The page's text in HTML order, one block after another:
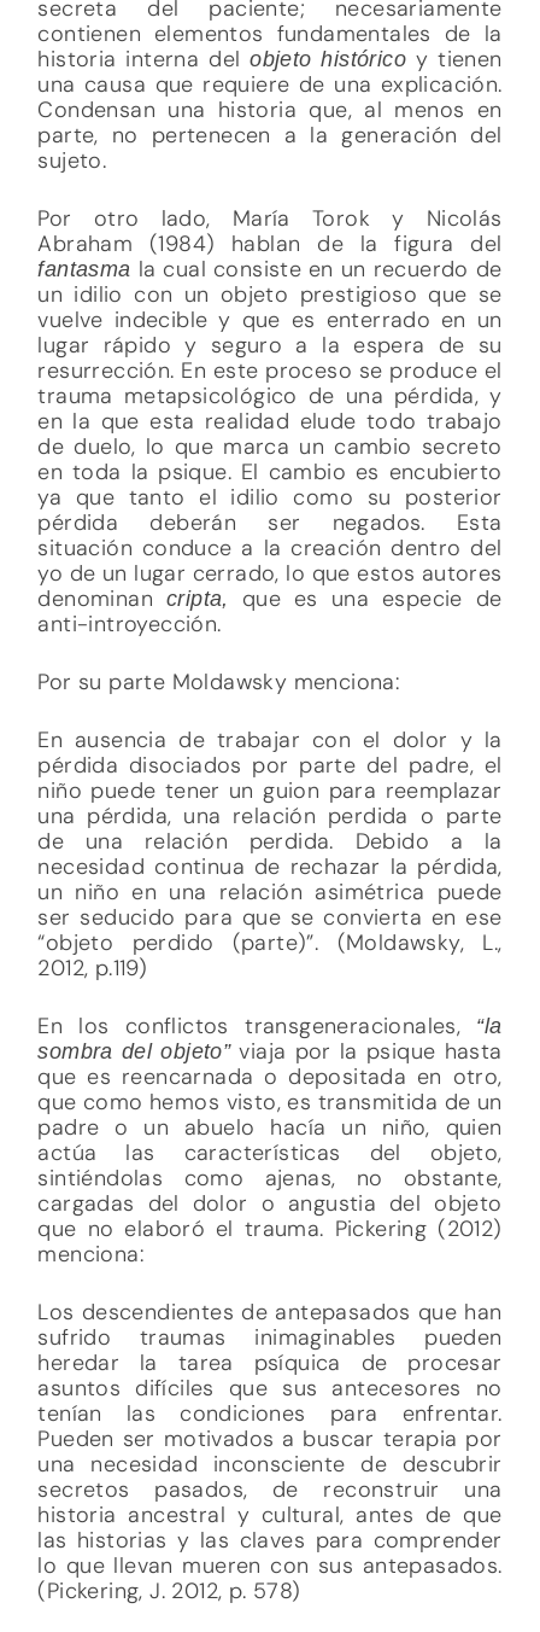
secreta del paciente; necesariamente
contienen elementos fundamentales de la
historia interna delobjeto histórico y tienen
una causa que requiere de una explicación.
Condensan una historia que, al menos en
parte, no pertenecen a la generación del
sujeto.
Por otro lado, María Torok y Nicolás
Abraham (1984) hablan de la figura del
fantasma la cual consiste en un recuerdo de
un idilio con un objeto prestigioso que se
vuelve indecible y que es enterrado en un
lugar rápido y seguro a la espera de su
resurrección. En este proceso se produce el
trauma metapsicológico de una pérdida, y
en la que esta realidad elude todo trabajo
de duelo, lo que marca un cambio secreto
en toda la psique. El cambio es encubierto
ya que tanto el idilio como su posterior
pérdida deberán ser negados. Esta
situación conduce a la creación dentro del
yo de un lugar cerrado, lo que estos autores
denominan cripta, que es una especie de
anti-introyección.
Por su parte Moldawsky menciona:
En ausencia de trabajar con el dolor y la
pérdida disociados por parte del padre, el
niño puede tener un guion para reemplazar
una pérdida, una relación perdida o parte
de una relación perdida. Debido a la
necesidad continua de rechazar la pérdida,
un niño en una relación asimétrica puede
ser seducido para que se convierta en ese
“objeto perdido (parte)”. (Moldawsky, L.,
2012, p.119)
En los conflictos transgeneracionales,
“la
sombra del objeto”viaja por la psique hasta
que es reencarnada o depositada en otro,
que como hemos visto, es transmitida de un
padre o un abuelo hacía un niño, quien
actúa las características del objeto,
sintiéndolas como ajenas, no obstante,
cargadas del dolor o angustia del objeto
que no elaboró el trauma. Pickering (2012)
menciona:
Los descendientes de antepasados ​​que han
sufrido traumas inimaginables pueden
heredar la tarea psíquica de procesar
asuntos difíciles que sus antecesores no
tenían las condiciones para enfrentar.
Pueden ser motivados a buscar terapia por
una necesidad inconsciente de descubrir
secretos pasados, de reconstruir una
historia ancestral y cultural, antes de que
las historias y las claves para comprender
lo que llevan mueren con sus antepasados.
(Pickering, J. 2012, p. 578)